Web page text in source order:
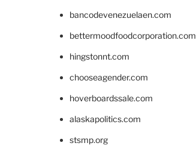
bancodevenezuelaen.com
bettermoodfoodcorporation.com
hingstonnt.com
chooseagender.com
hoverboardssale.com
alaskapolitics.com
stsmp.org